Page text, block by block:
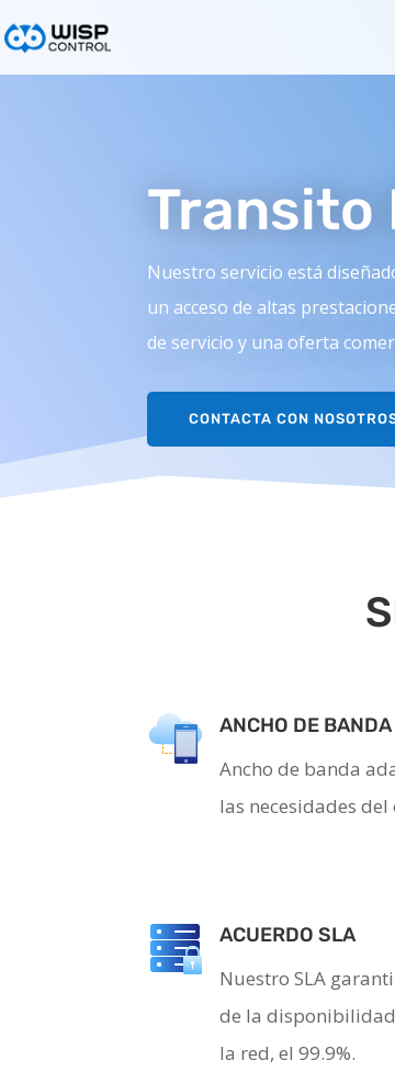
Transito
Nuestro servicio está
un acceso de altas
de servicio y una oferta
CONTACTA CON
ANCHO DE BANDA
Ancho de banda
las necesidades
ACUERDO SLA
Nuestro SLA
de la
la red, el 99.9%.